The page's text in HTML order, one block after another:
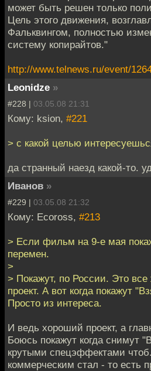
может быть решен только
Цель этого движения,
Фальквингом, полностью
систему копирайтов."
http://www.telnews.ru/event/
Leonidze »
#228 | 03.05.08 21:31
Кому: ksion, #221
> с какой целью
да странный наезд какой-то.
Иванов »
#229 | 03.05.08 21:32
Кому: Ecoross, #213
> Если фильм на 9-е мая
перемен.
>
> Покажут, по России. Это
проект. А вот когда покажут
Просто из интереса.
И ведь хороший проект, а
Боюсь покажут когда снимут
крутыми спецэффектами
коммерческим стал - то есть